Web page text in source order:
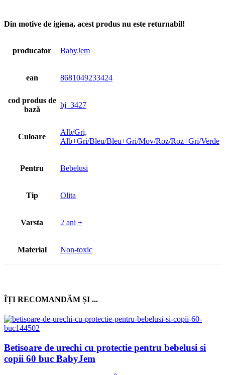
Din motive de igiena, acest produs nu este returnabil!
producator BabyJem
ean 8681049233424
cod produs de
bază
bj_3427
Culoare
Alb/Gri,
Alb+Gri/Bleu/Bleu+Gri/Mov/Roz/Roz+Gri/Verde
Pentru Bebelusi
Tip Olita
Varsta 2 ani +
Material Non-toxic
ÎȚI RECOMANDĂM ȘI ...
Betisoare de urechi cu protectie pentru bebelusi si
copii 60 buc BabyJem